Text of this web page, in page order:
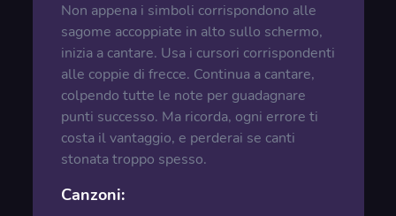
Non appena i simboli corrispondono alle
sagome accoppiate in alto sullo schermo,
inizia a cantare. Usa i cursori corrispondenti
alle coppie di frecce. Continua a cantare,
colpendo tutte le note per guadagnare
punti successo. Ma ricorda, ogni errore ti
costa il vantaggio, e perderai se canti
stonata troppo spesso.
Canzoni: